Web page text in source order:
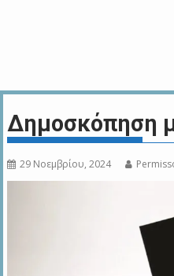
Δημοσκόπηση
29 Νοεμβρίου, 2024